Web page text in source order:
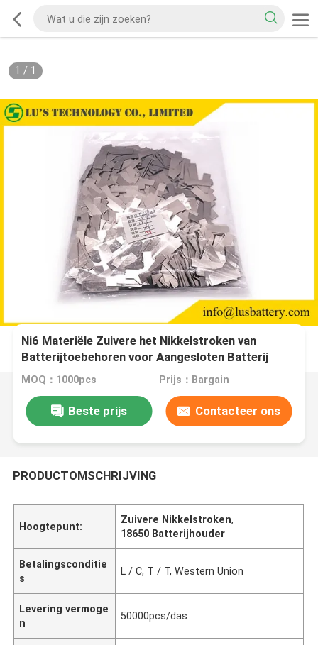
1 / 1
Ni6 Materiële Zuivere het Nikkelstroken van
Batterijtoebehoren voor Aangesloten Batterij
MOQ：1000pcs Prijs：Bargain
Beste prijs Contacteer ons
PRODUCTOMSCHRIJVING
Hoogtepunt:
Zuivere Nikkelstroken,
18650 Batterijhouder
Betalingsconditie
s
L / C, T / T, Western Union
Levering vermoge
n
50000pcs/das